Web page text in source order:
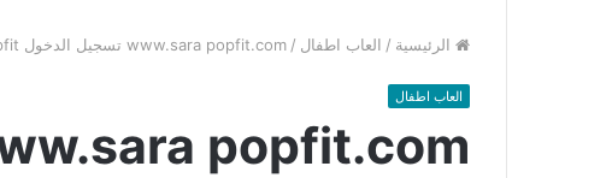
الرئيسية / العاب اطفال / www.sara popfit.com تسجيل الدخول sara Popfit للكمبيوتر 2024
العاب اطفال